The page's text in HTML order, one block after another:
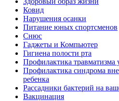
Ковид
Нарушения осанки
Питание юных спортсменов
Снюс
Гаджеты и Компьютер
Гигиена полости рта
Профилактика травматизма
Профилактика синдрома
ребенка
Рассадники бактерий на
Вакцинация